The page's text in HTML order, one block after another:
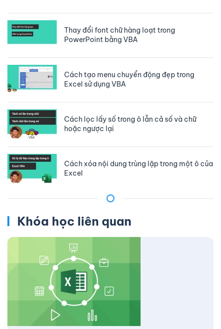
Thay đổi font chữ hàng loạt trong
PowerPoint bằng VBA
Cách tạo menu chuyển động đẹp trong
Excel sử dụng VBA
Cách lọc lấy số trong ô lẫn cả số và chữ
hoặc ngược lại
Cách xóa nội dung trùng lặp trong một ô của
Excel
Khóa học liên quan